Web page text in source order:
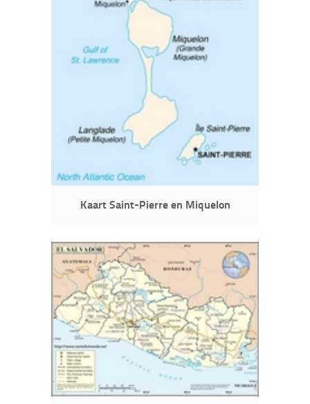
Kaart Saint-Pierre en Miquelon